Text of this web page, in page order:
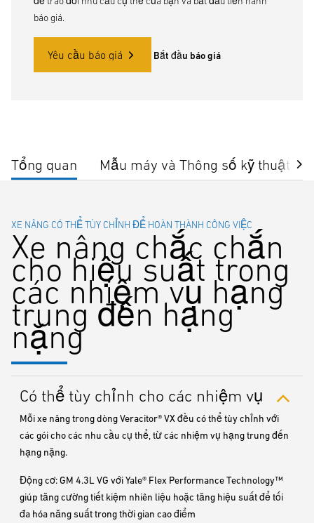
báo giá.
Yêu cầu báo giá Bắt đầu báo giá
Tổng quan Mẫu máy và Thông số kỹ thuật
XE NÂNG CÓ THỂ TÙY CHỈNH ĐỂ HOÀN THÀNH CÔNG VIỆC
Xe nâng chắc chắn
cho hiệu suất trong
các nhiệm vụ hạng
trung đến hạng
nặng
Có thể tùy chỉnh cho các nhiệm vụ
Mỗi xe nâng trong dòng Veracitor® VX đều có thể tùy chỉnh với
các gói cho các nhu cầu cụ thể, từ các nhiệm vụ hạng trung đến
hạng nặng.
Động cơ: GM 4.3L VG với Yale® Flex Performance Technology™
giúp tăng cường tiết kiệm nhiên liệu hoặc tăng hiệu suất để tối
đa hóa năng suất trong thời gian cao điểm